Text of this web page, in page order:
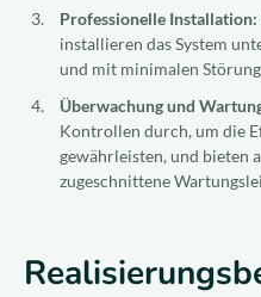
Professionelle Installation:
installieren das System
und mit minimalen
Überwachung und
Kontrollen durch, um die
gewährleisten, und bieten
zugeschnittene